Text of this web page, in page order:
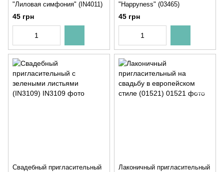
"Лиловая симфония" (IN4011)
45 грн
"Happyness" (03465)
45 грн
Свадебный пригласительный
Лаконичный пригласительный